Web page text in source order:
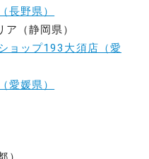
長野県）
（静岡県）
ョップ193大須店（愛
愛媛県）